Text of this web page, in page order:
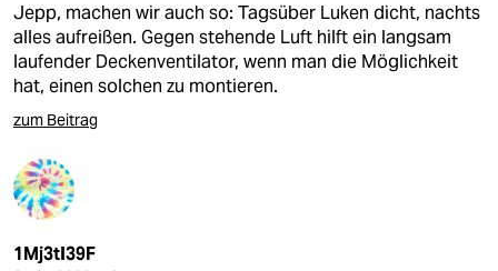
Jepp, machen wir auch so: Tagsüber Luken dicht, nachts
alles aufreißen. Gegen stehende Luft hilft ein langsam
laufender Deckenventilator, wenn man die Möglichkeit
hat, einen solchen zu montieren.
zum Beitrag
1Mj3tI39F